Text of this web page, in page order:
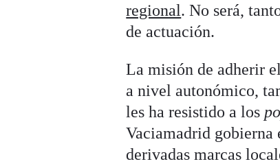
regional. No será,
de actuación.
La misión de adherir
a nivel autonómico,
les ha resistido a los
Vaciamadrid gobierna
derivadas marcas